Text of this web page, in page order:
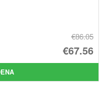
€86.05
El
€67.56
El